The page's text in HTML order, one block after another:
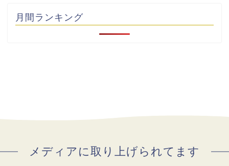
月間ランキング
メディアに取り上げられてます